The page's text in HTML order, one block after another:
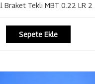
Braket Tekli MBT 0.22 LR 2
Sepete Ekle